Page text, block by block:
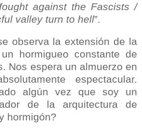
against the Fascists /
valley turn to hell”.
observa la extensión de la
hormigueo constante de
Nos espera un almuerzo en
espectacular.
algún vez que soy un
de la arquitectura de
hormigón?